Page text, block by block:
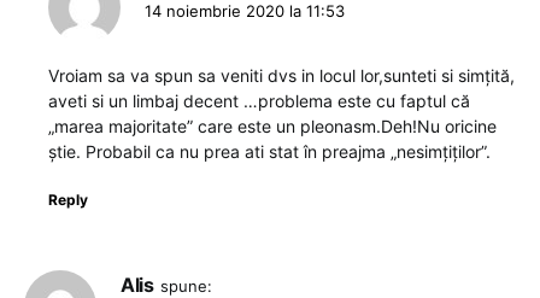
14 noiembrie 2020 la 11:53
Vroiam sa va spun sa veniti dvs in locul lor,sunteti si simțită,
aveti si un limbaj decent …problema este cu faptul că
„marea majoritate” care este un pleonasm.Deh!Nu oricine
știe. Probabil ca nu prea ati stat în preajma „nesimțiților”.
Reply
Alis spune: